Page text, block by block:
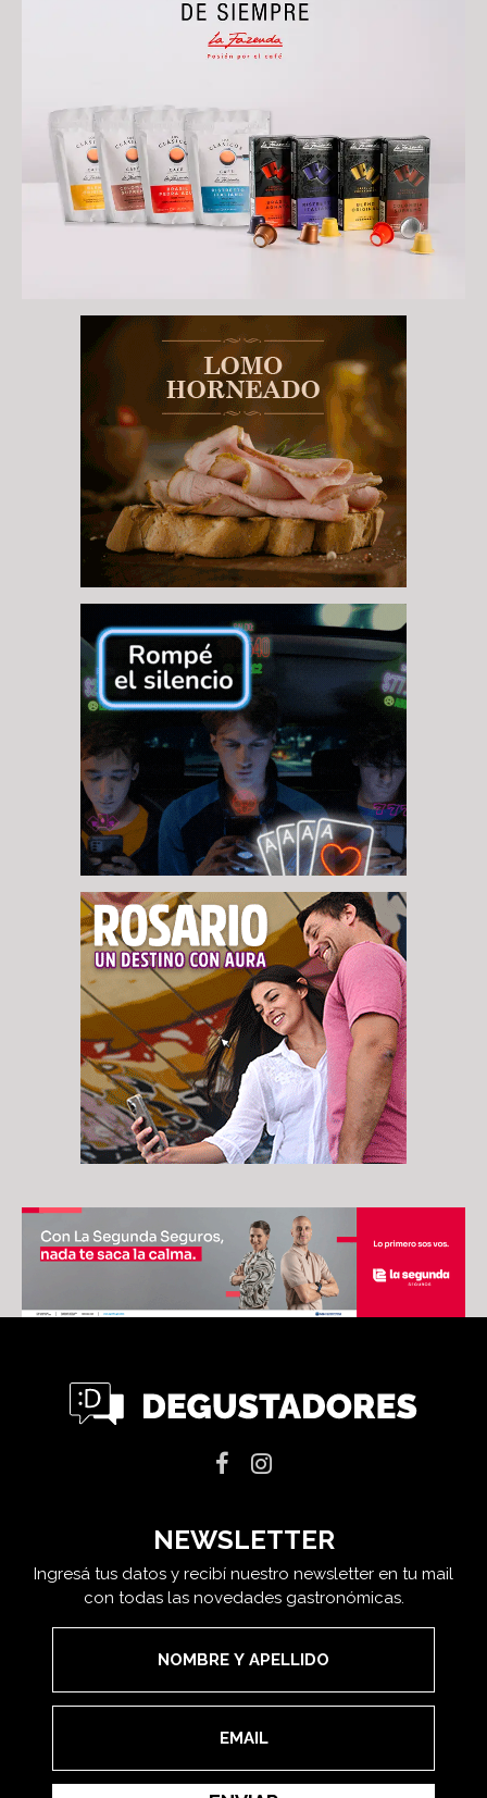
NEWSLETTER
Ingresá tus datos y recibí nuestro newsletter en tu mail
con todas las novedades gastronómicas.